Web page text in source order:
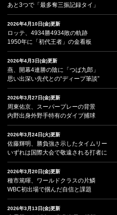
あと3つで「最多奪三振記録タイ」
2026年4月10日(金)更新
ロッテ、4934勝4934敗の軌跡
1950年に「初代王者」の金看板
2026年4月3日(金)更新
燕、開幕4連勝の陰に「つば九郎」
思い出深い先代との“ディープ筆談”
2026年3月27日(金)更新
周東佑京、スーパープレーの背景
内野出身外野手特有のダイブ捕球
2026年3月24日(火)更新
佐藤輝明、勝負強さ示したタイムリー
いずれは国際大会で敬遠される打者に
2026年3月20日(金)更新
種市篤暉、ワールドクラスの片鱗
WBC初出場で掴んだ自信と課題
2026年3月13日(金)更新